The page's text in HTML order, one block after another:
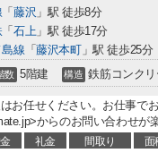
「 藤沢 」駅 徒歩8分
「 石上」駅 徒歩17分
線 「藤沢本町」駅 徒歩25分
数 5階建 構造 鉄筋コンクリ
お任せください。お仕事で
からのお問い合わせが
礼金 間取り 面